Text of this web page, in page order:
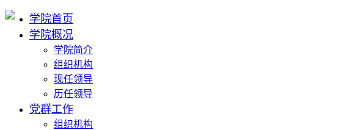
学院首页
学院概况
学院简介
组织机构
现任领导
历任领导
党群工作
组织机构